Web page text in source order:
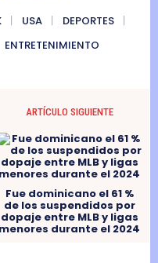
USA
DEPORTES
ENTRETENIMIENTO
ARTÍCULO SIGUIENTE
Fue dominicano el 61 %
de los suspendidos por
dopaje entre MLB y ligas
menores durante el 2024